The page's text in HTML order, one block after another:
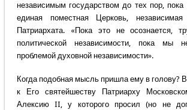
независимым государством до тех пор, пока
единая поместная Церковь,
Патриархата. «Пока это не осознается,
политической независимости, пока мы
проблемой духовной независимости».
Когда подобная мысль пришла ему в голову?
к Его святейшеству Патриарху
Алексию II, у которого просил (но не